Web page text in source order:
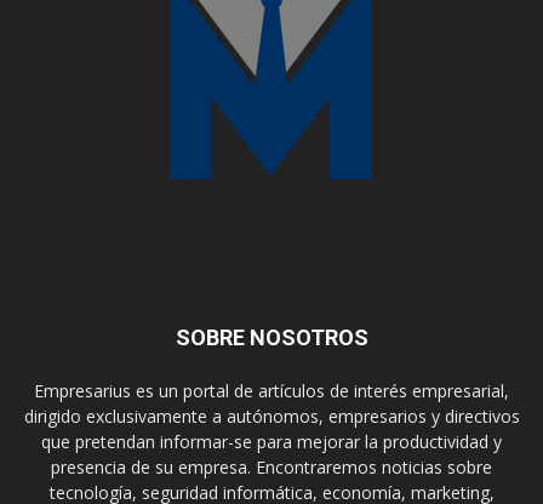
SOBRE NOSOTROS
Empresarius es un portal de artículos de interés empresarial,
dirigido exclusivamente a autónomos, empresarios y directivos
que pretendan informar-se para mejorar la productividad y
presencia de su empresa. Encontraremos noticias sobre
tecnología, seguridad informática, economía, marketing,